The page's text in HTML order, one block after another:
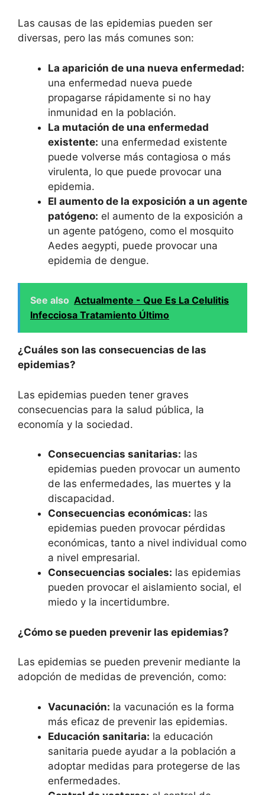
Las causas de las epidemias pueden ser
diversas, pero las más comunes son:
La aparición de una nueva enfermedad:
una enfermedad nueva puede
propagarse rápidamente si no hay
inmunidad en la población.
La mutación de una enfermedad
existente: una enfermedad existente
puede volverse más contagiosa o más
virulenta, lo que puede provocar una
epidemia.
El aumento de la exposición a un agente
patógeno: el aumento de la exposición a
un agente patógeno, como el mosquito
Aedes aegypti, puede provocar una
epidemia de dengue.
See also Actualmente - Que Es La Celulitis
Infecciosa Tratamiento Último
¿Cuáles son las consecuencias de las
epidemias?
Las epidemias pueden tener graves
consecuencias para la salud pública, la
economía y la sociedad.
Consecuencias sanitarias: las
epidemias pueden provocar un aumento
de las enfermedades, las muertes y la
discapacidad.
Consecuencias económicas: las
epidemias pueden provocar pérdidas
económicas, tanto a nivel individual como
a nivel empresarial.
Consecuencias sociales: las epidemias
pueden provocar el aislamiento social, el
miedo y la incertidumbre.
¿Cómo se pueden prevenir las epidemias?
Las epidemias se pueden prevenir mediante la
adopción de medidas de prevención, como:
Vacunación: la vacunación es la forma
más eficaz de prevenir las epidemias.
Educación sanitaria: la educación
sanitaria puede ayudar a la población a
adoptar medidas para protegerse de las
enfermedades.